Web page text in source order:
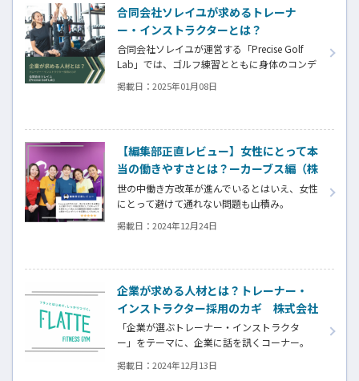
合同会社ソレイユが求めるトレーナ
ー・インストラクターとは？
合同会社ソレイユが運営する「Precise Golf
Lab」では、ゴルフ練習とともに身体のコンデ
ィションを整える独自のアプローチを提供し
ています。ここでは、トレーナーやインストラ
掲載日： 2025年01月08日
【編集部正直レビュー】女性にとって本
当の働きやすさとは？ーカーブス編（株
式会社サークフィット）
世の中働き方改革が進んでいるとはいえ、女性
にとって避けて通れない問題も山積み。
本当の意味で女性が輝いていて、長く働ける会
社を特集したいと考えていた中で、
ネス施設で、生き生きとスタッフが働ける秘
密は何なのか。
そんなカーブスを運営する、株式会社サークフ
ィットのお二人に話を聞きました。
掲載日： 2024年12月24日
企業が求める人材とは？トレーナー・
インストラクター採用のカギ 株式会社
ファノーヴァ（FLATTE）
「企業が選ぶトレーナー・インストラクタ
ー」をテーマに、企業に話を訊くコーナー。
今回は、セミパーソナルトレーニング
「FLATTE」を展開する、株式会社ファノーヴ
掲載日： 2024年12月13日